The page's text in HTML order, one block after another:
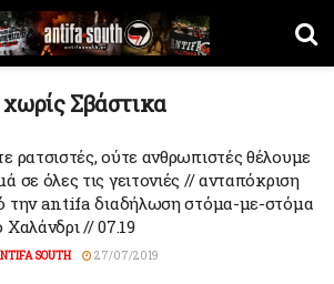
Σβάστικα
ρατσιστές, ούτε ανθρωπιστές θέλουμε
σε όλες τις γειτονιές // ανταπόκριση
την antifa διαδήλωση στόμα-με-στόμα
Xαλάνδρι // 07.19
SOUTH 27/07/2019